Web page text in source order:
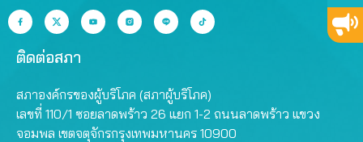
ติดต่อสภา
สภาองค์กรของผู้บริโภค (สภาผู้บริโภค)
เลขที่ 110/1 ซอยลาดพร้าว 26 แยก 1-2 ถนนลาดพร้าว แขวง
จอมพล เขตจตุจักรกรุงเทพมหานคร 10900